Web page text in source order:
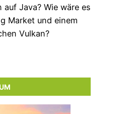
Java? Wie wäre es
Market und einem
Vulkan?